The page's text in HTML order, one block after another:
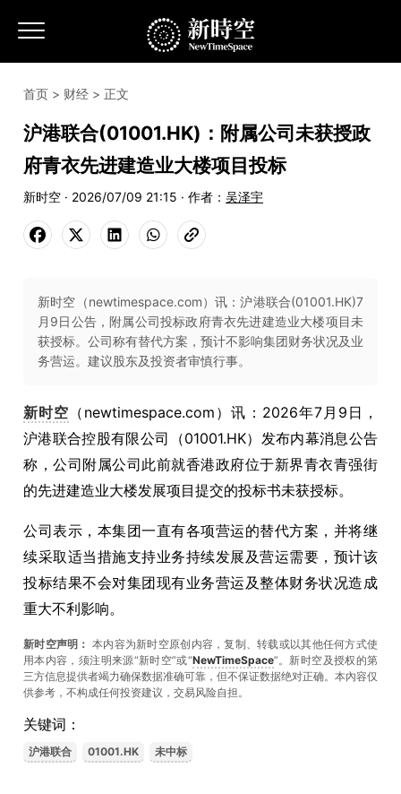
首页 > 财经 > 正文
沪港联合(01001.HK)：附属公司未获授政
府青衣先进建造业大楼项目投标
新时空 · 2026/07/09 21:15 · 作者： 吴泽宇
新时空（newtimespace.com）讯：沪港联合(01001.HK)7
月9日公告，附属公司投标政府青衣先进建造业大楼项目未
获授标。公司称有替代方案，预计不影响集团财务状况及业
务营运。建议股东及投资者审慎行事。
新时空 （newtimespace.com）讯：2026年7月9日，
沪港联合控股有限公司（01001.HK）发布内幕消息公告
称，公司附属公司此前就香港政府位于新界青衣青强街
的先进建造业大楼发展项目提交的投标书未获授标。
公司表示，本集团一直有各项营运的替代方案，并将继
续采取适当措施支持业务持续发展及营运需要，预计该
投标结果不会对集团现有业务营运及整体财务状况造成
重大不利影响。
新时空声明： 本内容为新时空原创内容，复制、转载或以其他任何方式使
用本内容，须注明来源“新时空”或“NewTimeSpace”。新时空及授权的第
三方信息提供者竭力确保数据准确可靠，但不保证数据绝对正确。本內容仅
供参考，不构成任何投资建议，交易风险自担。
关键词：
沪港联合 01001.HK 未中标